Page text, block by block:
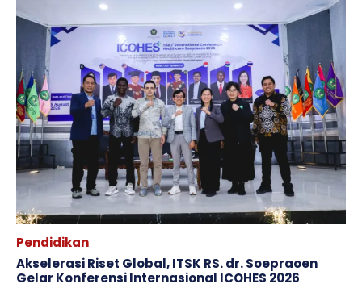
Pendidikan
Akselerasi Riset Global, ITSK RS. dr. Soepraoen
Gelar Konferensi Internasional ICOHES 2026